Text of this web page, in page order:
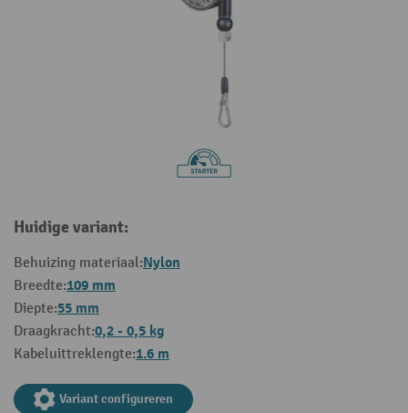
Huidige variant:
Behuizing materiaal:Nylon
Breedte:109 mm
Diepte:55 mm
Draagkracht:0,2 - 0,5 kg
Kabeluittreklengte:1.6 m
Variant configureren